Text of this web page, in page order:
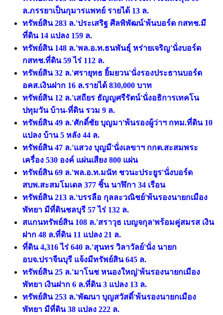
ล.ภรรยาเป็นกุมารแพทย์ รายได้ 13 ล.
ทรัพย์สิน 283 ล.'ประเสริฐ ศีลพิพัฒน์'พ้นบอร์ด กสทช.มี
ที่ดิน 14 แปลง 159 ล.
ทรัพย์สิน 148 ล.'พล.อ.ท.ธนพันธุ์ หร่ายเจริญ'นั่งบอร์ด
กสทช.ที่ดิน 59 ไร่ 112 ล.
ทรัพย์สิน 32 ล.'ศรายุทธ ยิ้มยวน'นั่งรองประธานบอร์ด
อคส.เงินฝาก 16 ล.รายได้ 830,000 บาท
ทรัพย์สิน 12 ล.'เสถียร ธัญญศรีรัตน์'นั่งอธิการเทคโน
ปทุมวัน บ้าน-ที่ดิน รวม 9 ล.
ทรัพย์สิน 49 ล.'ศักดิ์ชัย บุญมา'พ้นรองผู้ว่าฯ กทม.ที่ดิน 10
แปลง บ้าน 5 หลัง 44 ล.
ทรัพย์สิน 47 ล.'แสวง บุญมี'นั่งเลขาฯ กกต.สะสมพระ
เครื่อง 530 องค์ แผ่นเสียง 800 แผ่น
ทรัพย์สิน 69 ล.'พล.อ.ท.มนัท ชวนะประยูร'นั่งบอร์ด
สบพ.สะสมโมเดล 377 ชิ้น นาฬิกา 34 เรือน
ทรัพย์สิน 213 ล.'บรรลือ กุลละวณิชย์'พ้นรองนายกเมือง
พัทยา มีที่ดินชลบุรี 57 ไร่ 132 ล.
สแกนทรัพย์สิน 108 ล.'สราวุธ เบญจกุล'พร้อมคู่สมรส เงิน
ฝาก 48 ล.ที่ดิน 11 แปลง 21 ล.
ที่ดิน 4,316 ไร่ 640 ล.'สุนทร วิลาวัลย์'นั่ง นายก
อบจ.ปราจีนบุรี แจ้งมีทรัพย์สิน 645 ล.
ทรัพย์สิน 25 ล.'มาโนช หนองใหญ่'พ้นรองนายกเมือง
พัทยา เงินฝาก 6 ล.ที่ดิน 3 แปลง 13 ล.
ทรัพย์สิน 253 ล.'พัฒนา บุญสวัสดิ์'พ้นรองนายกเมือง
พัทยา มีที่ดิน 38 แปลง 222 ล.